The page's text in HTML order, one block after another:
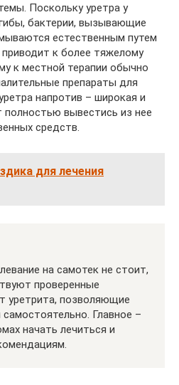
Поскольку уретра у
бактерии, вызывающие
естественным путем
к более тяжелому
к местной терапии обычно
препараты для
напротив – широкая и
полностью вывестись из нее
средств.
для лечения
на самотек не стоит,
проверенные
уретрита, позволяющие
Главное –
начать лечиться и